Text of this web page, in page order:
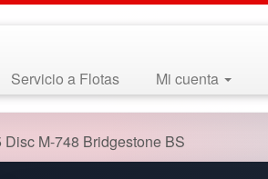
Servicio a Flotas Mi cuenta
M-748 Bridgestone BS